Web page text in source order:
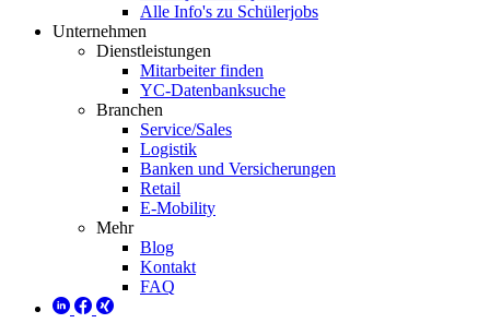
Alle Info's zu Schülerjobs
Unternehmen
Dienstleistungen
Mitarbeiter finden
YC-Datenbanksuche
Branchen
Service/Sales
Logistik
Banken und Versicherungen
Retail
E-Mobility
Mehr
Blog
Kontakt
FAQ